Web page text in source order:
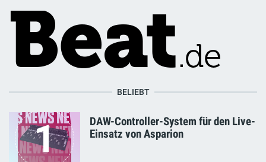
BELIEBT
1
DAW-Controller-System für den Live-
Einsatz von Asparion